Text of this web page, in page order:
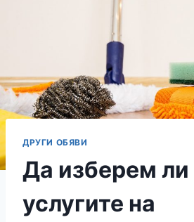
ДРУГИ ОБЯВИ
Да изберем ли
услугите на